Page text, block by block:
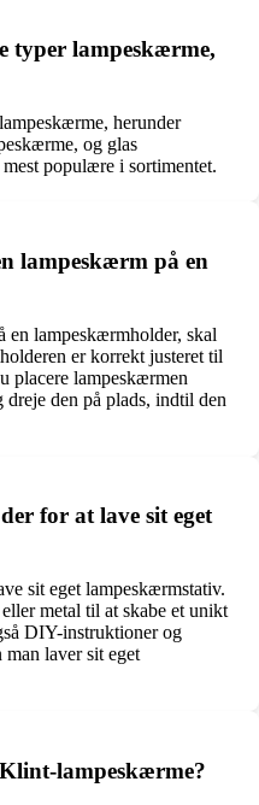
typer lampeskærme,
herunder
og glas
populære i sortimentet.
lampeskærm på en
en lampeskærmholder, skal
er korrekt justeret til
placere lampeskærmen
den på plads, indtil den
for at lave sit eget
sit eget lampeskærmstativ.
metal til at skabe et unikt
DIY-instruktioner og
laver sit eget
lampeskærme?